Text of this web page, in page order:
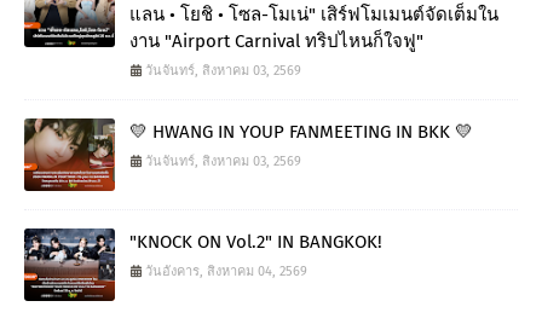
แลน • โยชิ • โซล-โมเน่" เสิร์ฟโมเมนต์จัดเต็มใน
งาน "Airport Carnival ทริปไหนก็ใจฟู"
วันจันทร์, สิงหาคม 03, 2569
💛 HWANG IN YOUP FANMEETING IN BKK 💛
วันจันทร์, สิงหาคม 03, 2569
"KNOCK ON Vol.2" IN BANGKOK!
วันอังคาร, สิงหาคม 04, 2569